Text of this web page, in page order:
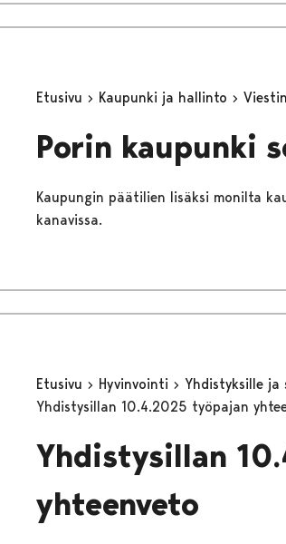
Etusivu Kaupunki ja hallinto
Porin kaupunki
Kaupungin päätilien lisäksi monilta
kanavissa.
Etusivu Hyvinvointi Yhdistyksille ja
Yhdistysillan 10.4.2025 työpajan
Yhdistysillan
yhteenveto